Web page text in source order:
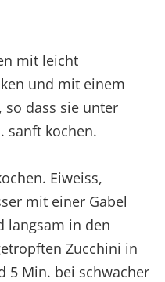
mit leicht
und mit einem
so dass sie unter
sanft kochen.
Eiweiss,
mit einer Gabel
langsam in den
Zucchini in
5 Min. bei schwacher